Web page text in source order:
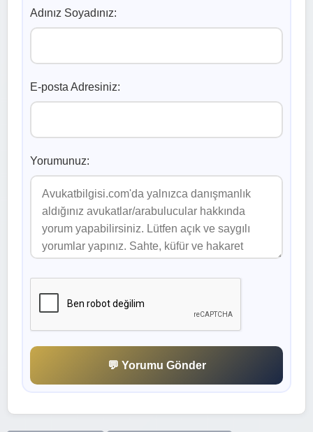
Adınız Soyadınız:
E-posta Adresiniz:
Yorumunuz:
💬 Yorumu Gönder